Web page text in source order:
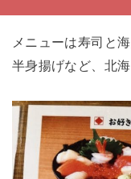
メニューは寿司と
半身揚げなど、北